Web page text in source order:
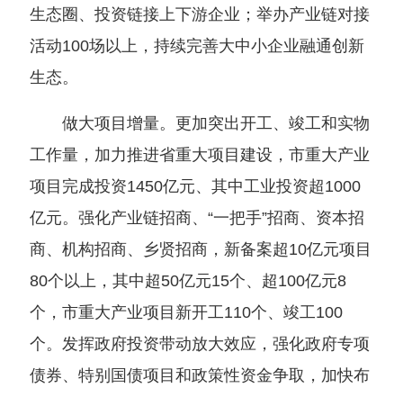
生态圈、投资链接上下游企业；举办产业链对接
活动100场以上，持续完善大中小企业融通创新
生态。
做大项目增量。更加突出开工、竣工和实物
工作量，加力推进省重大项目建设，市重大产业
项目完成投资1450亿元、其中工业投资超1000
亿元。强化产业链招商、“一把手”招商、资本招
商、机构招商、乡贤招商，新备案超10亿元项目
80个以上，其中超50亿元15个、超100亿元8
个，市重大产业项目新开工110个、竣工100
个。发挥政府投资带动放大效应，强化政府专项
债券、特别国债项目和政策性资金争取，加快布